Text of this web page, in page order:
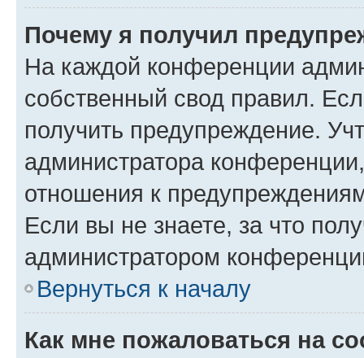
Почему я получил
На каждой конференции
собственный свод правил.
получить предупреждение.
администратора
отношения к
Если вы не знаете, за что
администратором
Вернуться к началу
Как мне пожаловаться на